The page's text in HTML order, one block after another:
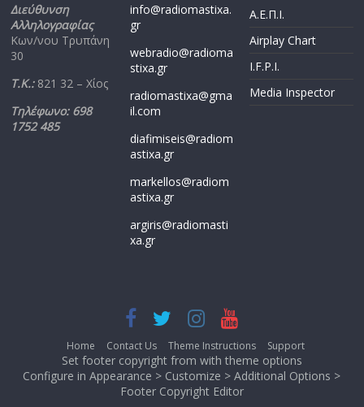
Διεύθυνση
Αλληλογραφίας
Κων/νου Τρυπάνη
30
Τ.Κ.: 821 32 – Χίος
Τηλέφωνο: 698
1752 485
info@radiomastixa.
gr
webradio@radioma
stixa.gr
radiomastixa@gma
il.com
diafimiseis@radiom
astixa.gr
markellos@radiom
astixa.gr
argiris@radiomasti
xa.gr
Α.Ε.Π.Ι.
Airplay Chart
I.F.P.I.
Media Inspector
Home Contact Us Theme Instructions Support
Set footer copyright from with theme options
Configure in Appearance > Customize > Additional Options >
Footer Copyright Editor